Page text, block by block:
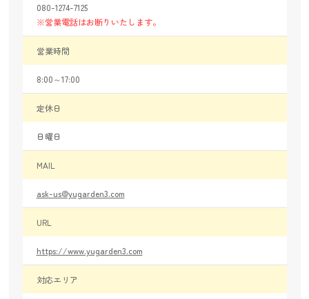
080-1274-7125
※営業電話はお断りいたします。
営業時間
8:00～17:00
定休日
日曜日
MAIL
ask-us@yugarden3.com
URL
https://www.yugarden3.com
対応エリア